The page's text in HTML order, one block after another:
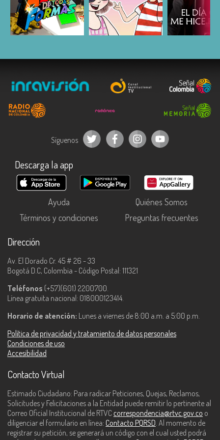
ESCUCHAR ESCUCHAR
Síguenos
Descarga la app
Ayuda
Quiénes Somos
Términos y condiciones
Preguntas frecuentes
Dirección
Av. El Dorado Cr. 45 # 26 - 33
Bogotá D.C, Colombia - Código Postal: 111321
Teléfonos (+57)(601) 2200700.
Línea gratuita nacional: 018000123414.
Horario de atención: Lunes a viernes de 8:00 a.m. a 5:00 p.m.
Política de privacidad y tratamiento de datos personales
Condiciones de uso
Accesibilidad
Contacto Virtual
Estimado Ciudadano: Para radicar Peticiones, Quejas, Reclamos,
Solicitudes y Felicitaciones a la Entidad puede remitir lo pertinente al
Correo Oficial Institucional de RTVC correspondencia@rtvc.gov.co o
diligenciar el formulario en línea: Contacto PQRSD. Al momento de
registrar su petición, se generará un código con el cual usted podrá